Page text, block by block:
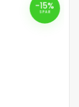
-15%
SPAR